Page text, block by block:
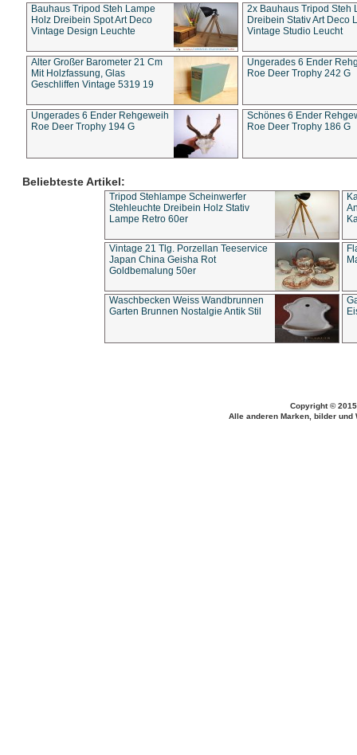
Bauhaus Tripod Steh Lampe
Holz Dreibein Spot Art Deco
Vintage Design Leuchte
2x Bauhaus Tripod Steh
Dreibein Stativ Art Deco
Vintage Studio Leucht
Alter Großer Barometer 21 Cm
Mit Holzfassung, Glas
Geschliffen Vintage 5319 19
Ungerades 6 Ender
Roe Deer Trophy 242 G
Ungerades 6 Ender Rehgeweih
Roe Deer Trophy 194 G
Schönes 6 Ender
Roe Deer Trophy 186 G
Beliebteste Artikel:
Tripod Stehlampe Scheinwerfer
Stehleuchte Dreibein Holz Stativ
Lampe Retro 60er
Vintage 21 Tlg. Porzellan Teeservice
Japan China Geisha Rot
Goldbemalung 50er
Waschbecken Weiss Wandbrunnen
Garten Brunnen Nostalgie Antik Stil
Copyright ©
Alle anderen Marken, bilder und